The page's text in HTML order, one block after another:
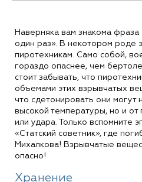
Наверняка вам знакома
один раз». В некотором роде
пиротехникам. Само собой,
гораздо опаснее, чем
стоит забывать, что
объемами этих взрывчатых
что сдетонировать они могут
высокой температуры, но и от
или удара. Только вспомните
«Статский советник», где
Михалкова! Взрывчатые
опасно!
Хранение